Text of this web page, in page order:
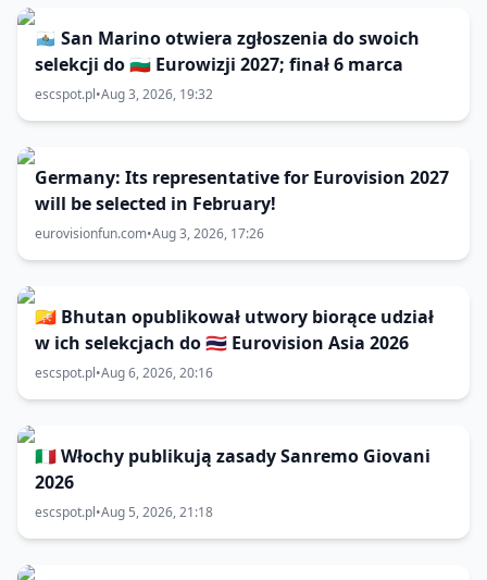
🇸🇲 San Marino otwiera zgłoszenia do swoich
selekcji do 🇧🇬 Eurowizji 2027; finał 6 marca
escspot.pl•Aug 3, 2026, 19:32
Germany: Its representative for Eurovision 2027
will be selected in February!
eurovisionfun.com•Aug 3, 2026, 17:26
🇧🇹 Bhutan opublikował utwory biorące udział
w ich selekcjach do 🇹🇭 Eurovision Asia 2026
escspot.pl•Aug 6, 2026, 20:16
🇮🇹 Włochy publikują zasady Sanremo Giovani
2026
escspot.pl•Aug 5, 2026, 21:18